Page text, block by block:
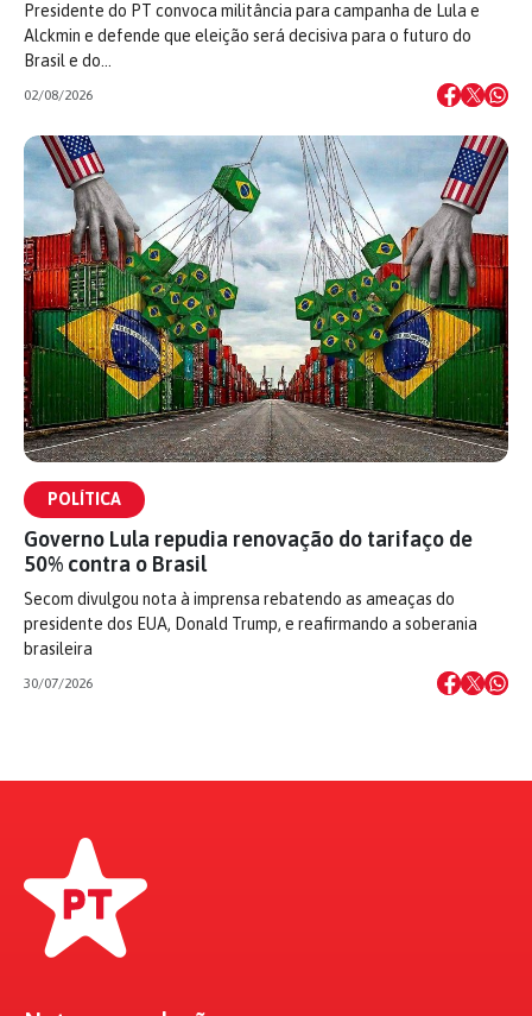
Presidente do PT convoca militância para campanha de Lula e
Alckmin e defende que eleição será decisiva para o futuro do
Brasil e do…
02/08/2026
POLÍTICA
Governo Lula repudia renovação do tarifaço de
50% contra o Brasil
Secom divulgou nota à imprensa rebatendo as ameaças do
presidente dos EUA, Donald Trump, e reafirmando a soberania
brasileira
30/07/2026